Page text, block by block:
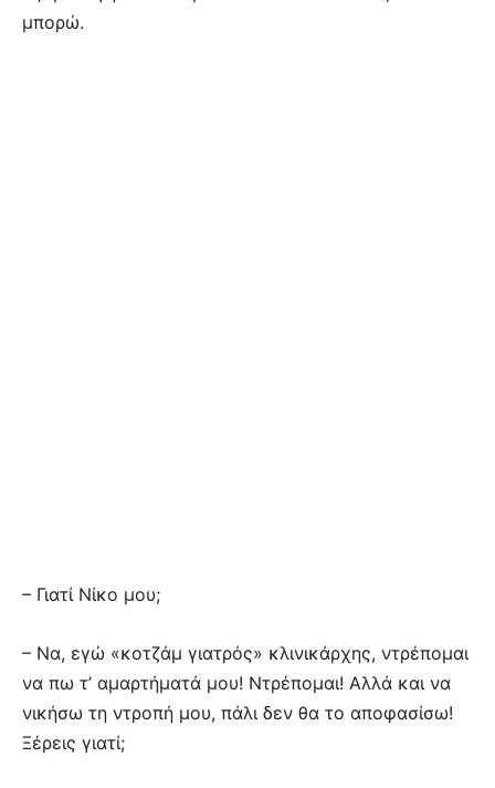
μπορώ.
– Γιατί Νίκο μου;
– Να, εγώ «κοτζάμ γιατρός» κλινικάρχης, ντρέπομαι
να πω τ’ αμαρτήματά μου! Ντρέπομαι! Αλλά και να
νικήσω τη ντροπή μου, πάλι δεν θα το αποφασίσω!
Ξέρεις γιατί;